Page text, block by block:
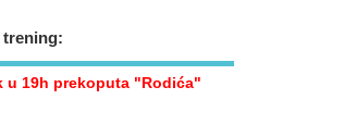
trening:
u 19h prekoputa "Rodića"